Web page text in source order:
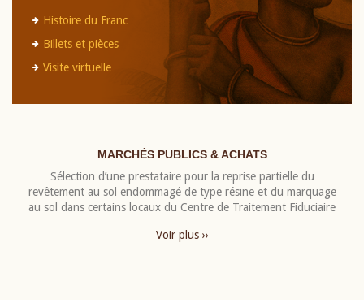
Histoire du Franc
Billets et pièces
Visite virtuelle
MARCHÉS PUBLICS & ACHATS
Sélection d’une prestataire pour la reprise partielle du
revêtement au sol endommagé de type résine et du marquage
au sol dans certains locaux du Centre de Traitement Fiduciaire
Voir plus ››